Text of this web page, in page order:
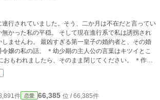
行されていました。そう、二か月は不在だと言ってい
そして現在進行系で私は誘拐され
一皇子の婚約者と、その婚
の主人公の言葉はキツイとこ
おもわれましたら、そのまま閉じてください。 ＊作者
＊カクヨム。小説家になろうにも
件 恋愛 66,385 位 / 66,385件